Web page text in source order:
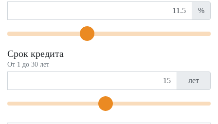
%
Срок кредита
От 1 до 30 лет
лет